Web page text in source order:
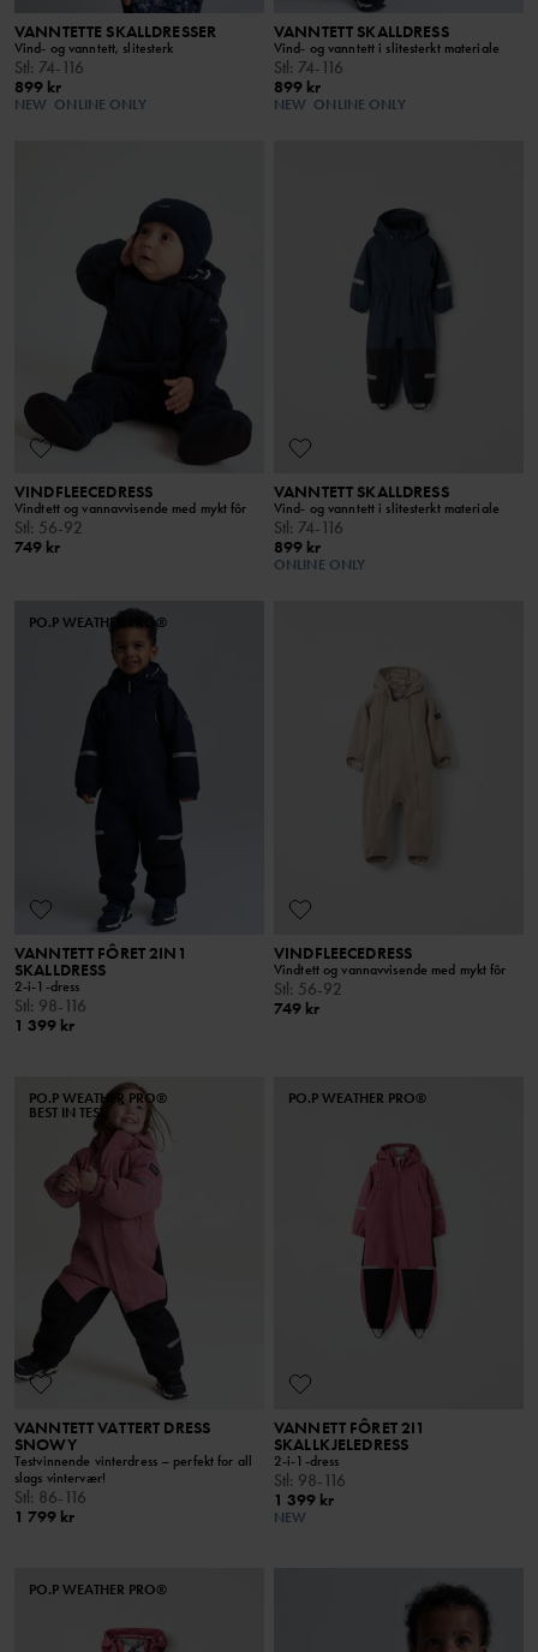
VANNTETTE SKALLDRESSER
Vind- og vanntett, slitesterk
Stl: 74-116
899 kr
NEW ONLINE ONLY
VANNTETT SKALLDRESS
Vind- og vanntett i slitesterkt materiale
Stl: 74-116
899 kr
NEW ONLINE ONLY
VINDFLEECEDRESS
Vindtett og vannavvisende med mykt fôr
Stl : 56-92
749 kr
VANNTETT SKALLDRESS
Vind- og vanntett i slitesterkt materiale
Stl : 74-116
899 kr
ONLINE ONLY
PO.P WEATHER PRO®
VANNTETT FÔRET 2IN1
SKALLDRESS
2-i-1-dress
Stl: 98-116
1 399 kr
VINDFLEECEDRESS
Vindtett og vannavvisende med mykt fôr
Stl: 56-92
749 kr
PO.P WEATHER PRO®
BEST IN TEST
VANNTETT VATTERT DRESS
SNOWY
Testvinnende vinterdress – perfekt for all
slags vintervær!
Stl: 86-116
1 799 kr
PO.P WEATHER PRO®
VANNETT FÔRET 2I1
SKALLKJELEDRESS
2-i-1-dress
Stl: 98-116
1 399 kr
NEW
PO.P WEATHER PRO®